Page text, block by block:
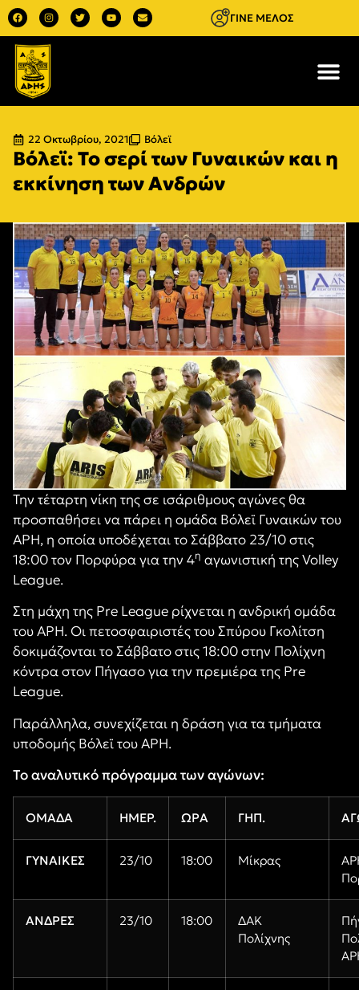
ΓΙΝΕ ΜΕΛΟΣ
22 Οκτωβρίου, 2021 Βόλεϊ
Βόλεϊ: Το σερί των Γυναικών και η
εκκίνηση των Ανδρών
Την τέταρτη νίκη της σε ισάριθμους αγώνες θα
προσπαθήσει να πάρει η ομάδα Βόλεϊ Γυναικών του
ΑΡΗ, η οποία υποδέχεται το Σάββατο 23/10 στις
18:00 τον Πορφύρα για την 4η αγωνιστική της Volley
League.
Στη μάχη της Pre League ρίχνεται η ανδρική ομάδα
του ΑΡΗ. Οι πετοσφαιριστές του Σπύρου Γκολίτση
δοκιμάζονται το Σάββατο στις 18:00 στην Πολίχνη
κόντρα στον Πήγασο για την πρεμιέρα της Pre
League.
Παράλληλα, συνεχίζεται η δράση για τα τμήματα
υποδομής Βόλεϊ του ΑΡΗ.
Το αναλυτικό πρόγραμμα των αγώνων:
ΟΜΑΔΑ ΗΜΕΡ. ΩΡΑ ΓΗΠ.
ΓΥΝΑΙΚΕΣ 23/10 18:00 Μίκρας
ΑΝΔΡΕΣ 23/10 18:00
ΔΑΚ
Πολίχνης